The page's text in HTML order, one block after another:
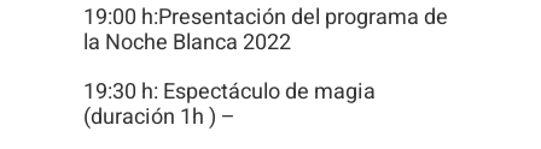
19:00 h:Presentación del programa de
la Noche Blanca 2022
19:30 h: Espectáculo de magia
(duración 1h ) –